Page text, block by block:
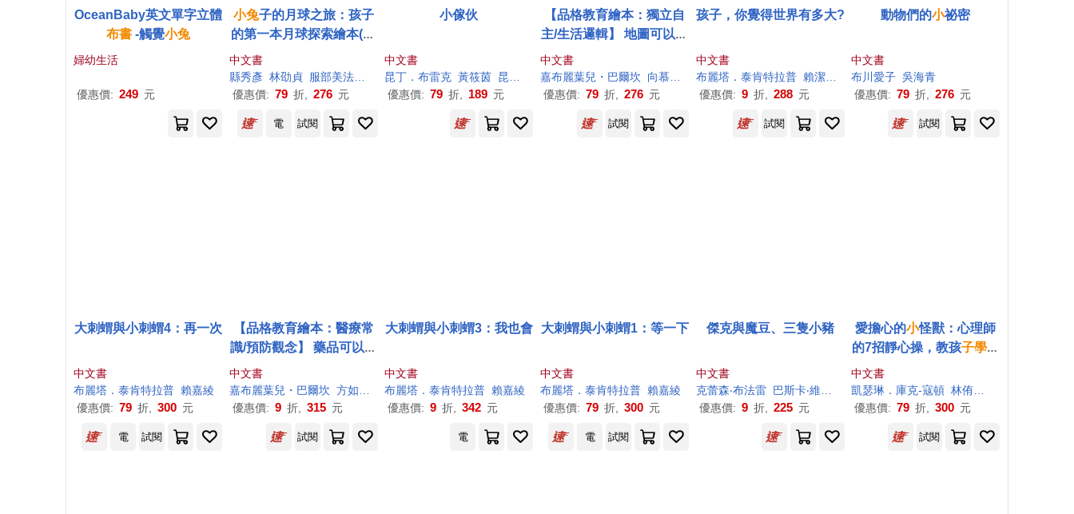
OceanBaby英文單字立體
布書-觸覺小兔
婦幼生活
優惠價: 249 元
小兔子的月球之旅：孩子
的第一本月球探索繪本(暢
銷贈品版!隨書附贈「月相
紀錄表」+「月相貼紙」)
中文書
縣秀彥 林劭貞 服部美法（はっとりみほ）
優惠價: 79 折, 276 元
小傢伙
中文書
昆丁．布雷克 黃筱茵 昆丁． 布雷克（Quentin Blake）
優惠價: 79 折, 189 元
【品格教育繪本：獨立自
主/生活邏輯】 地圖可以幫
什麼忙? ——教孩子看懂
各種日常中的地圖
中文書
嘉布麗葉兒・巴爾坎 向慕華
阿爾博托・洛特(Alberto Lot)
優惠價: 79 折, 276 元
孩子，你覺得世界有多大?
中文書
布麗塔．泰肯特拉普 賴潔林 布麗塔．泰肯特拉普（Britta Teckentrup）
優惠價: 9 折, 288 元
動物們的小祕密
中文書
布川愛子 吳海青
優惠價: 79 折, 276 元
電 試閱 試閱 試閱 試閱
大刺蝟與小刺蝟4：再一次
中文書
布麗塔．泰肯特拉普 賴嘉綾
優惠價: 79 折, 300 元
【品格教育繪本：醫療常
識/預防觀念】 藥品可以幫
什麼忙?──教孩子面對疾
病及使用藥品的正確觀念
中文書
嘉布麗葉兒・巴爾坎 方如菁
阿爾博托・洛特（Alberto Lot）
優惠價: 9 折, 315 元
大刺蝟與小刺蝟3：我也會
中文書
布麗塔．泰肯特拉普 賴嘉綾
優惠價: 9 折, 342 元
大刺蝟與小刺蝟1：等一下
中文書
布麗塔．泰肯特拉普 賴嘉綾
優惠價: 79 折, 300 元
傑克與魔豆、三隻小豬
中文書
克蕾森‧布法雷 巴斯卡‧維寇列
李紫蓉
優惠價: 9 折, 225 元
愛擔心的小怪獸：心理師
的7招靜心操，教孩子學會
自我安撫(SEL社會情緒學
習繪本)
中文書
凱瑟琳．庫克-寇頓 林侑青
優惠價: 79 折, 300 元
電 試閱 試閱 電 電 試閱 試閱